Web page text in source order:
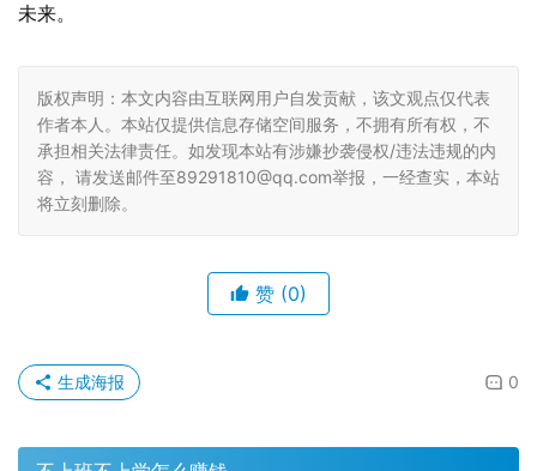
未来。
版权声明：本文内容由互联网用户自发贡献，该文观点仅代表
作者本人。本站仅提供信息存储空间服务，不拥有所有权，不
承担相关法律责任。如发现本站有涉嫌抄袭侵权/违法违规的内
容， 请发送邮件至89291810@qq.com举报，一经查实，本站
将立刻删除。
赞 (0)
0
生成海报